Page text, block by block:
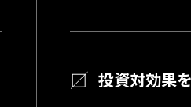
投資対効果